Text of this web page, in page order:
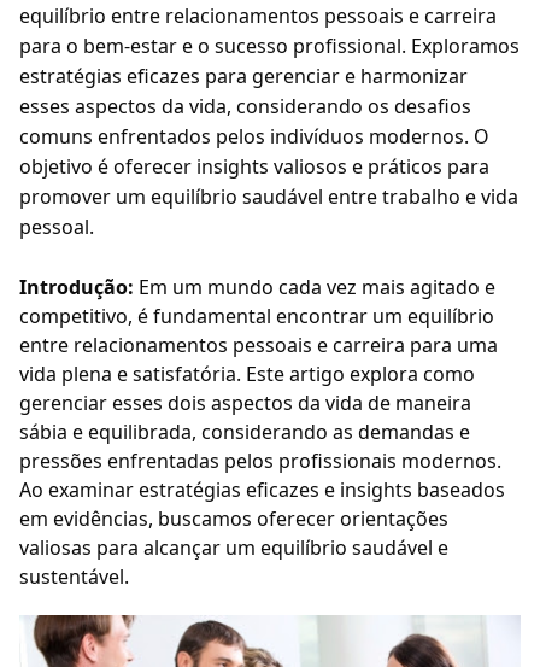
equilíbrio entre relacionamentos pessoais e carreira
para o bem-estar e o sucesso profissional. Exploramos
estratégias eficazes para gerenciar e harmonizar
esses aspectos da vida, considerando os desafios
comuns enfrentados pelos indivíduos modernos. O
objetivo é oferecer insights valiosos e práticos para
promover um equilíbrio saudável entre trabalho e vida
pessoal.
Introdução: Em um mundo cada vez mais agitado e
competitivo, é fundamental encontrar um equilíbrio
entre relacionamentos pessoais e carreira para uma
vida plena e satisfatória. Este artigo explora como
gerenciar esses dois aspectos da vida de maneira
sábia e equilibrada, considerando as demandas e
pressões enfrentadas pelos profissionais modernos.
Ao examinar estratégias eficazes e insights baseados
em evidências, buscamos oferecer orientações
valiosas para alcançar um equilíbrio saudável e
sustentável.